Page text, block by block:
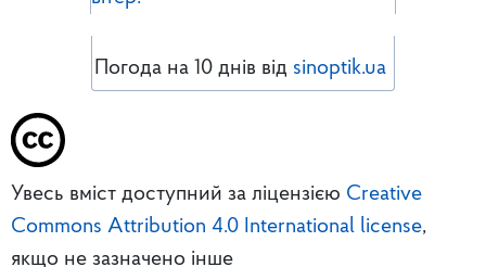
Погода на 10 днів від sinoptik.ua
Увесь вміст доступний за ліцензією Creative
Commons Attribution 4.0 International license,
якщо не зазначено інше